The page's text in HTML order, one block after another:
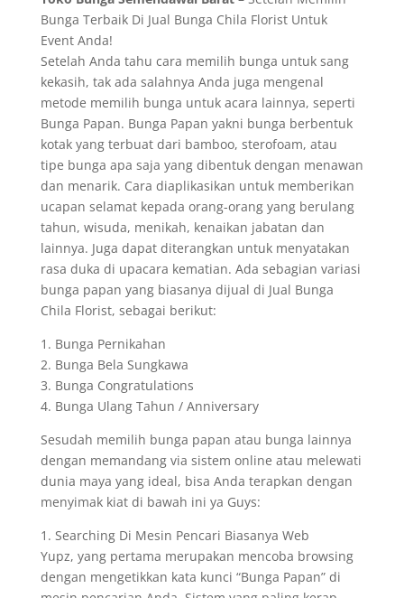
Bunga Terbaik Di Jual Bunga Chila Florist Untuk
Event Anda!
Setelah Anda tahu cara memilih bunga untuk sang
kekasih, tak ada salahnya Anda juga mengenal
metode memilih bunga untuk acara lainnya, seperti
Bunga Papan. Bunga Papan yakni bunga berbentuk
kotak yang terbuat dari bamboo, sterofoam, atau
tipe bunga apa saja yang dibentuk dengan menawan
dan menarik. Cara diaplikasikan untuk memberikan
ucapan selamat kepada orang-orang yang berulang
tahun, wisuda, menikah, kenaikan jabatan dan
lainnya. Juga dapat diterangkan untuk menyatakan
rasa duka di upacara kematian. Ada sebagian variasi
bunga papan yang biasanya dijual di Jual Bunga
Chila Florist, sebagai berikut:
1. Bunga Pernikahan
2. Bunga Bela Sungkawa
3. Bunga Congratulations
4. Bunga Ulang Tahun / Anniversary
Sesudah memilih bunga papan atau bunga lainnya
dengan memandang via sistem online atau melewati
dunia maya yang ideal, bisa Anda terapkan dengan
menyimak kiat di bawah ini ya Guys:
1. Searching Di Mesin Pencari Biasanya Web
Yupz, yang pertama merupakan mencoba browsing
dengan mengetikkan kata kunci “Bunga Papan” di